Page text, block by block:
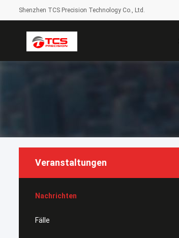
Shenzhen TCS Precision Technology Co., Ltd.
Veranstaltungen
Nachrichten
Fälle